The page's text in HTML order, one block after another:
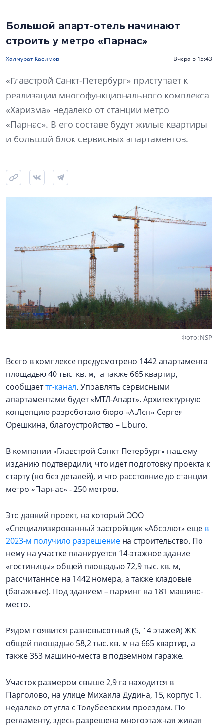
Большой апарт-отель начинают
строить у метро «Парнас»
Халмурат Касимов Вчера в 15:43
«Главстрой Санкт-Петербург» приступает к
реализации многофункционального комплекса
«Харизма» недалеко от станции метро
«Парнас». В его составе будут жилые квартиры
и большой блок сервисных апартаментов.
Фото: NSP
Всего в комплексе предусмотрено 1442 апартамента
площадью 40 тыс. кв. м, а также 665 квартир,
сообщаеттг-канал. Управлять сервисными
апартаментами будет «МТЛ-Апарт». Архитектурную
концепцию разреботало бюро «А.Лен» Сергея
Орешкина, благоустройство – L.buro.
В компании «Главстрой Санкт-Петербург» нашему
изданию подтвердили, что идет подготовку проекта к
старту (но без деталей), и что расстояние до станции
метро «Парнас» - 250 метров.
Это давний проект, на который ООО
«Специализированный застройщик «Абсолют» еще в
2023-м получило разрешение на строительство. По
нему на участке планируется 14-этажное здание
«гостиницы» общей площадью 72,9 тыс. кв. м,
рассчитанное на 1442 номера, а также кладовые
(багажные). Под зданием – паркинг на 181 машино-
место.
Рядом появится разновысотный (5, 14 этажей) ЖК
общей площадью 58,2 тыс. кв. м на 665 квартир, а
также 353 машино-места в подземном гараже.
Участок размером свыше 2,9 га находится в
Парголово, на улице Михаила Дудина, 15, корпус 1,
недалеко от угла с Толубеевским проездом. По
регламенту, здесь разрешена многоэтажная жилая